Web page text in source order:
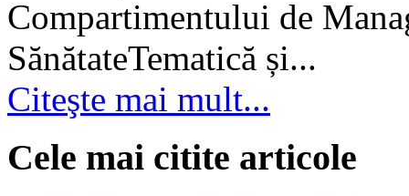
Compartimentului de
SănătateTematică și...
Citeşte mai mult...
Cele mai citite articole